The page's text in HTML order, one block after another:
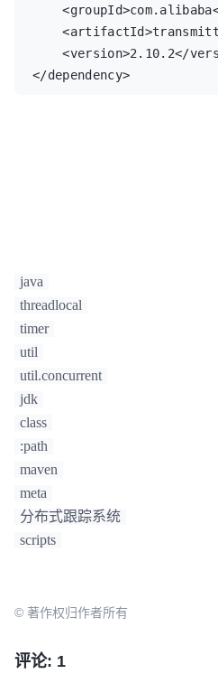
    <groupId>com.alibaba</groupId>
    <artifactId>transmittable-thread-local</artifactId>
    <version>2.10.2</version>
</dependency>
java
threadlocal
timer
util
util.concurrent
jdk
class
:path
maven
meta
分布式跟踪系统
scripts
© 著作权归作者所有
评论: 1